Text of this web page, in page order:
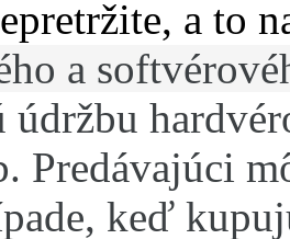
a to
a
údržbu
Predávajúci
keď